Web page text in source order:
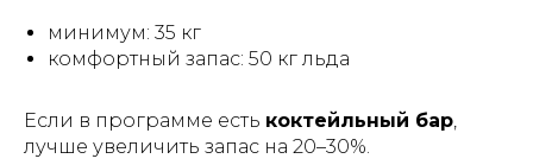
минимум: 35 кг
комфортный запас: 50 кг льда
Если в программе есть коктейльный бар,
лучше увеличить запас на 20–30%.